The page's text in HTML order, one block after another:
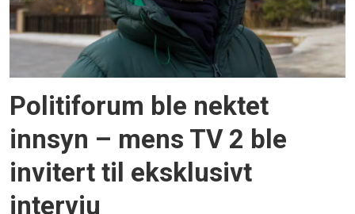
Politiforum ble nektet
innsyn – mens TV 2 ble
invitert til eksklusivt
intervju